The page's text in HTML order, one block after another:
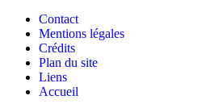
Contact
Mentions légales
Crédits
Plan du site
Liens
Accueil